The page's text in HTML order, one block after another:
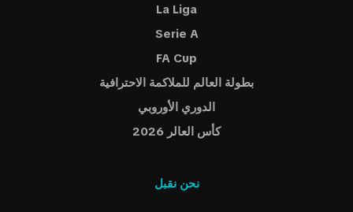
La Liga
Serie A
FA Cup
بطولة العالم للملاكمة الاحترافية
الدوري الأوروبي
كأس العالر 2026
نحن نقبل